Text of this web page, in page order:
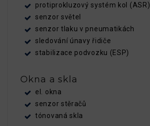
protiprokluzový systém kol (ASR)
senzor světel
senzor tlaku v pneumatikách
sledování únavy řidiče
stabilizace podvozku (ESP)
Okna a skla
el. okna
senzor stěračů
tónovaná skla